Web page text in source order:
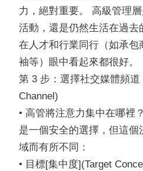
力，絕對重要。 高級管理
活動，還是仍然生活在過去
在人才和行業同行（如承包
袖等）眼中看起來都很好。
第 3 步：選擇社交媒體頻
Channel)
• 高管將注意力集中在哪裡
是一個安全的選擇，但這
域而有所不同：
• 目標[集中度](Target